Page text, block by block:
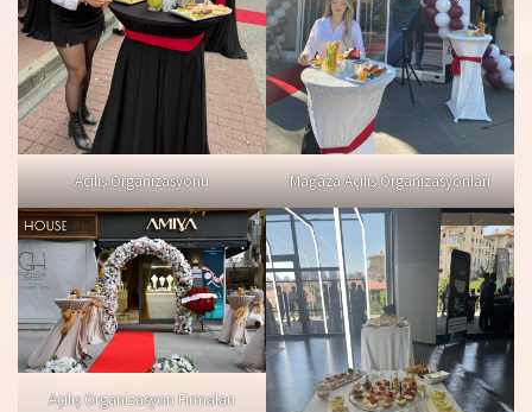
Açılış Organizasyonu Mağaza Açılış Organizasyonları
Açılış Organizasyon Firmaları